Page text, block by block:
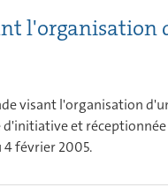
l'organisation
visant l'organisation
et
4 février 2005.